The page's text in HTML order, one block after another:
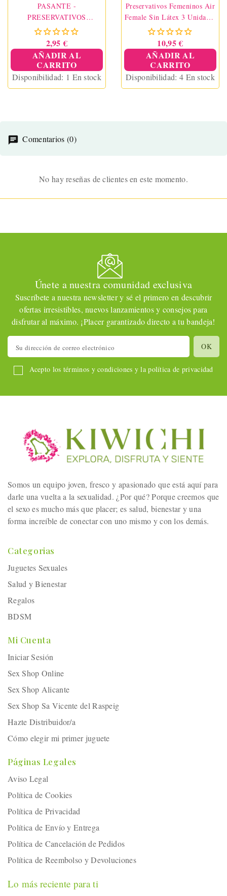
PASANTE -
PRESERVATIVOS
SABORES 3 UNIDADES
2,95 €
AÑADIR AL
CARRITO
Disponibilidad: 1 En stock
Preservativos Femeninos Air
Female Sin Látex 3 Unidades
UNIQ
10,95 €
AÑADIR AL
CARRITO
Disponibilidad: 4 En stock
Comentarios (0)
No hay reseñas de clientes en este momento.
Únete a nuestra comunidad exclusiva
Suscríbete a nuestra newsletter y sé el primero en descubrir
ofertas irresistibles, nuevos lanzamientos y consejos para
disfrutar al máximo. ¡Placer garantizado directo a tu bandeja!
Acepto los términos y condiciones y la política de privacidad
Somos un equipo joven, fresco y apasionado que está aquí para
darle una vuelta a la sexualidad. ¿Por qué? Porque creemos que
el sexo es mucho más que placer; es salud, bienestar y una
forma increíble de conectar con uno mismo y con los demás.
Categorias
Juguetes Sexuales
Salud y Bienestar
Regalos
BDSM
Mi Cuenta
Iniciar Sesión
Sex Shop Online
Sex Shop Alicante
Sex Shop Sa Vicente del Raspeig
Hazte Distribuidor/a
Cómo elegir mi primer juguete
Páginas Legales
Aviso Legal
Política de Cookies
Política de Privacidad
Política de Envío y Entrega
Política de Cancelación de Pedidos
Política de Reembolso y Devoluciones
Lo más reciente para ti